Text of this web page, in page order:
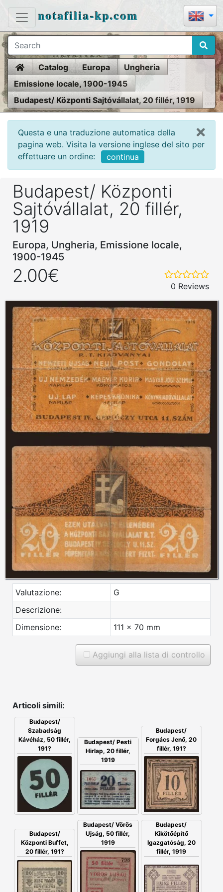
notafilia-kp.com
HomeCatalog Europa
Ungheria
Emissione locale, 1900-1945
Budapest/ Központi Sajtóvállalat, 20 fillér, 1919
Questa e una traduzione automatica della
pagina web. Visita la versione inglese del sito per
effettuare un ordine:
continua
Budapest/ Központi
Sajtóvállalat, 20 fillér,
1919
Europa, Ungheria, Emissione locale,
1900-1945
2.00€
0 Reviews
Valutazione:
G
Descrizione:
Dimensione:
111 x 70 mm
Aggiungi alla lista di controllo
Articoli simili:
Budapest/
Szabadság
Kávéház, 50 fillér,
191?
Budapest/ Pesti
Hirlap, 20 fillér,
1919
Budapest/
Forgács Jenő, 20
fillér, 191?
Budapest/
Központi Buffet,
20 fillér, 191?
Budapest/ Vörös
Ujság, 50 fillér,
1919
Budapest/
Kikötőépítő
Igazgatóság, 20
fillér, 1919